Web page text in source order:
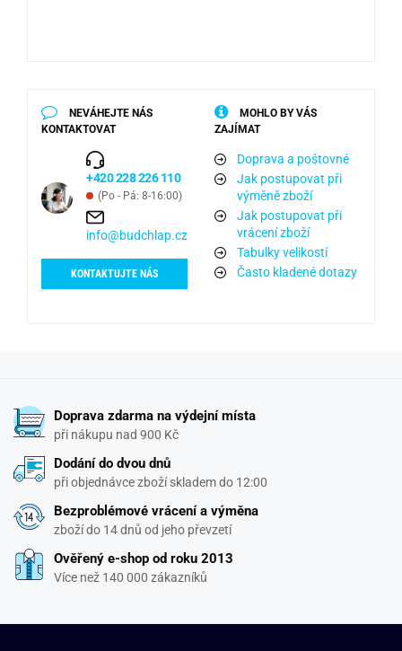
NEVÁHEJTE NÁS
KONTAKTOVAT
+420 228 226 110
(Po - Pá: 8-16:00)
info@budchlap.cz
KONTAKTUJTE NÁS
MOHLO BY VÁS
ZAJÍMAT
Doprava a poštovné
Jak postupovat při
výměně zboží
Jak postupovat při
vrácení zboží
Tabulky velikostí
Často kladené dotazy
Doprava zdarma na výdejní místa
při nákupu nad 900 Kč
Dodání do dvou dnů
při objednávce zboží skladem do 12:00
Bezproblémové vrácení a výměna
zboží do 14 dnů od jeho převzetí
Ověřený e-shop od roku 2013
Více než 140 000 zákazníků